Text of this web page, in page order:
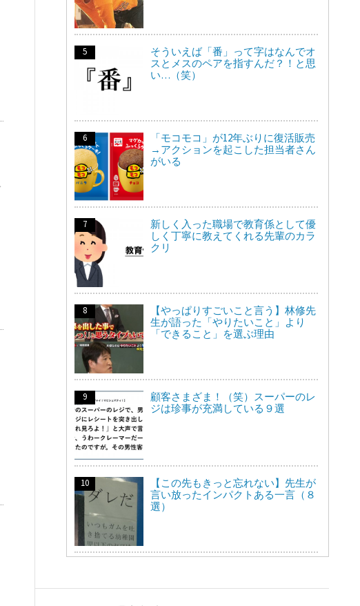
そういえば「番」って字はなんでオ
スとメスのペアを指すんだ？！と思
い…（笑）
「モコモコ」が12年ぶりに復活販売
→アクションを起こした担当者さん
がいる
新しく入った職場で教育係として優
しく丁寧に教えてくれる先輩のカラ
クリ
【やっぱりすごいこと言う】林修先
生が語った「やりたいこと」より
「できること」を選ぶ理由
顧客さまざま！（笑）スーパーのレ
ジは珍事が充満している９選
【この先もきっと忘れない】先生が
言い放ったインパクトある一言（８
選）